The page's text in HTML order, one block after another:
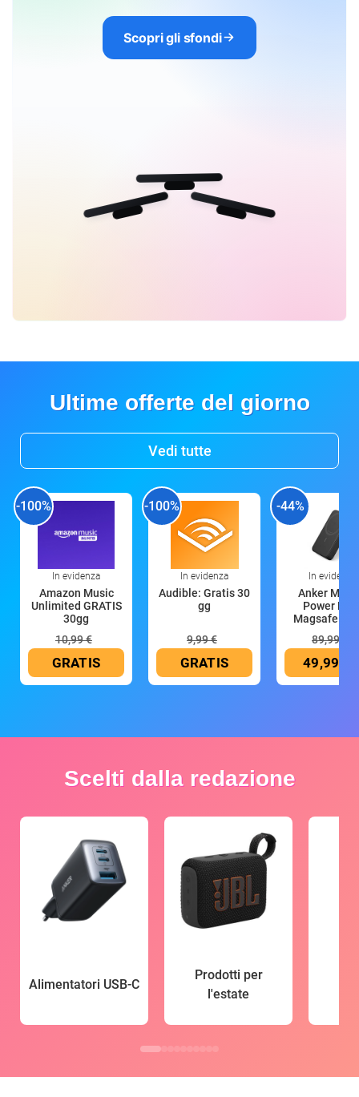
Scopri gli sfondi
Ultime offerte del giorno
Vedi tutte
-100%
In evidenza
Amazon Music
Unlimited GRATIS
30gg
10,99 €
GRATIS
-100%
In evidenza
Audible: Gratis 30
gg
9,99 €
GRATIS
-44%
In evidenza
Anker
Power
Magsafe
89,99 €
49,99 €
Scelti dalla redazione
Alimentatori USB-C
Prodotti per
l'estate